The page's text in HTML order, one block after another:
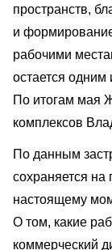
пространств,
и
рабочими
остается одним
По итогам мая
комплексов
По данным
сохраняется
настоящему
О том, какие
коммерческий